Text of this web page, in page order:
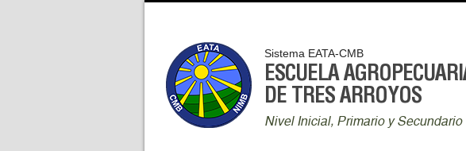
Sistema EATA-CMB
ESCUELA
DE TRES ARROYOS
Nivel Inicial, Primario y Secundario